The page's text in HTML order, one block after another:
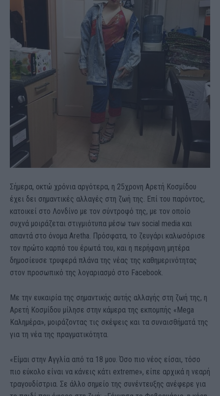
Σήμερα, οκτώ χρόνια αργότερα, η 25χρονη Αρετή Κοσμίδου
έχει δει σημαντικές αλλαγές στη ζωή της. Επί του παρόντος,
κατοικεί στο Λονδίνο με τον σύντροφό της, με τον οποίο
συχνά μοιράζεται στιγμιότυπα μέσω των social media και
απαντά στο όνομα Aretha. Πρόσφατα, το ζευγάρι καλωσόρισε
τον πρώτο καρπό του έρωτά του, και η περήφανη μητέρα
δημοσίευσε τρυφερά πλάνα της νέας της καθημερινότητας
στον προσωπικό της λογαριασμό στο Facebook.
Με την ευκαιρία της σημαντικής αυτής αλλαγής στη ζωή της, η
Αρετή Κοσμίδου μίλησε στην κάμερα της εκπομπής «Mega
Καλημέρα», μοιράζοντας τις σκέψεις και τα συναισθήματά της
για τη νέα της πραγματικότητα.
«Είμαι στην Αγγλία από τα 18 μου. Όσο πιο νέος είσαι, τόσο
πιο εύκολο είναι να κάνεις κάτι extreme», είπε αρχικά η νεαρή
τραγουδίστρια. Σε άλλο σημείο της συνέντευξης ανέφερε για